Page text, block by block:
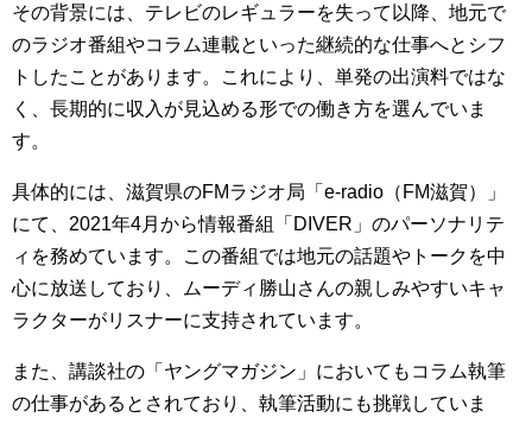
その背景には、テレビのレギュラーを失って以降、地元で
のラジオ番組やコラム連載といった継続的な仕事へとシフ
トしたことがあります。これにより、単発の出演料ではな
く、長期的に収入が見込める形での働き方を選んでいま
す。
具体的には、滋賀県のFMラジオ局「e-radio（FM滋賀）」
にて、2021年4月から情報番組「DIVER」のパーソナリテ
ィを務めています。この番組では地元の話題やトークを中
心に放送しており、ムーディ勝山さんの親しみやすいキャ
ラクターがリスナーに支持されています。
また、講談社の「ヤングマガジン」においてもコラム執筆
の仕事があるとされており、執筆活動にも挑戦していま